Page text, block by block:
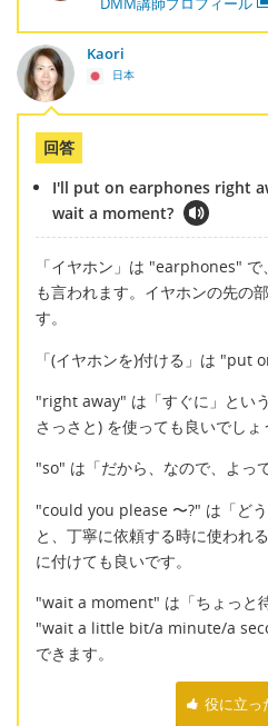
Kaori
日本
回答
I'll put on earphones right
wait a moment?
「イヤホン」は "earphones"
も言われます。イヤホンの先の
す。
「(イヤホンを)付ける」は "put
"right away" は「すぐに」とい
さっさと) を使っても良いでしょ
"so" は「だから、なので、よっ
"could you please 〜?" は「どう
と、丁寧に依頼する時に使われ
に付けても良いです。
"wait a moment" は「ちょっと
"wait a little bit/a minute/a
できます。
役に立っ